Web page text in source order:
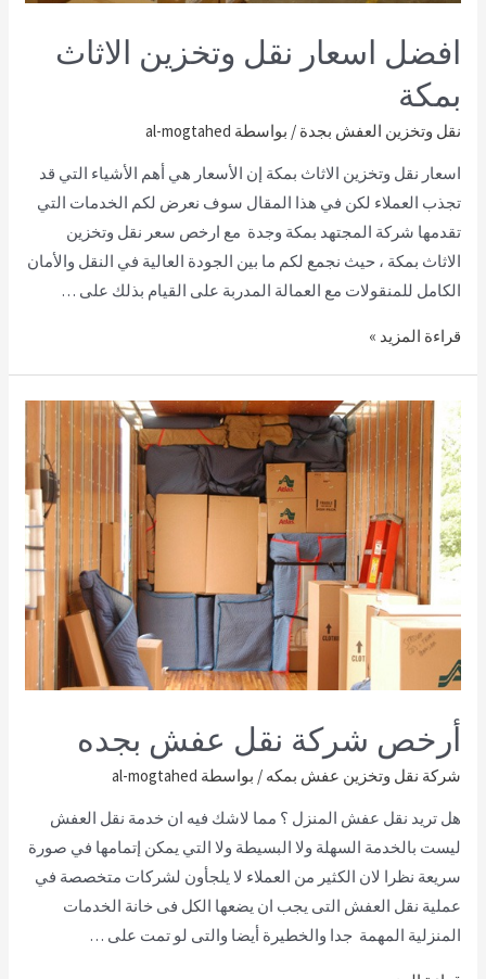
افضل اسعار نقل وتخزين الاثاث
بمكة
نقل وتخزين العفش بجدة / بواسطة al-mogtahed
اسعار نقل وتخزين الاثاث بمكة إن الأسعار هي أهم الأشياء التي قد
تجذب العملاء لكن في هذا المقال سوف نعرض لكم الخدمات التي
تقدمها شركة المجتهد بمكة وجدة مع ارخص سعر نقل وتخزين
الاثاث بمكة ، حيث نجمع لكم ما بين الجودة العالية في النقل والأمان
الكامل للمنقولات مع العمالة المدربة على القيام بذلك على …
قراءة المزيد »
أرخص شركة نقل عفش بجده
شركة نقل وتخزين عفش بمكه / بواسطة al-mogtahed
هل تريد نقل عفش المنزل ؟ مما لاشك فيه ان خدمة نقل العفش
ليست بالخدمة السهلة ولا البسيطة ولا التي يمكن إتمامها في صورة
سريعة نظرا لان الكثير من العملاء لا يلجأون لشركات متخصصة في
عملية نقل العفش التى يجب ان يضعها الكل فى خانة الخدمات
المنزلية المهمة جدا والخطيرة أيضا والتى لو تمت على …